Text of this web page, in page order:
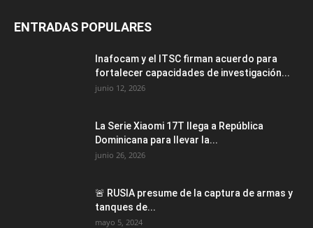
ENTRADAS POPULARES
Inafocam y el ITSC firman acuerdo para
fortalecer capacidades de investigación...
junio 12, 2026
La Serie Xiaomi 17T llega a República
Dominicana para llevar la...
junio 26, 2026
🚨 RUSIA presume de la captura de armas y
tanques de...
mayo 5, 2024